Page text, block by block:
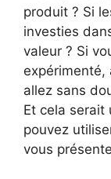
produit ? Si
investies
valeur ? Si
expérimenté,
allez sans
Et cela serait
pouvez
vous